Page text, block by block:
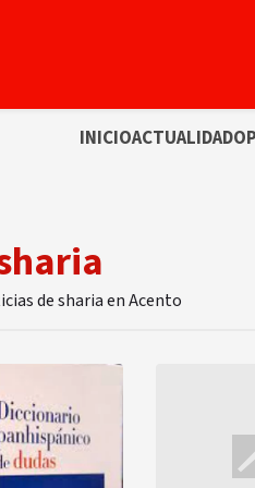
INICIOACTUALIDAD
de sharia en Acento